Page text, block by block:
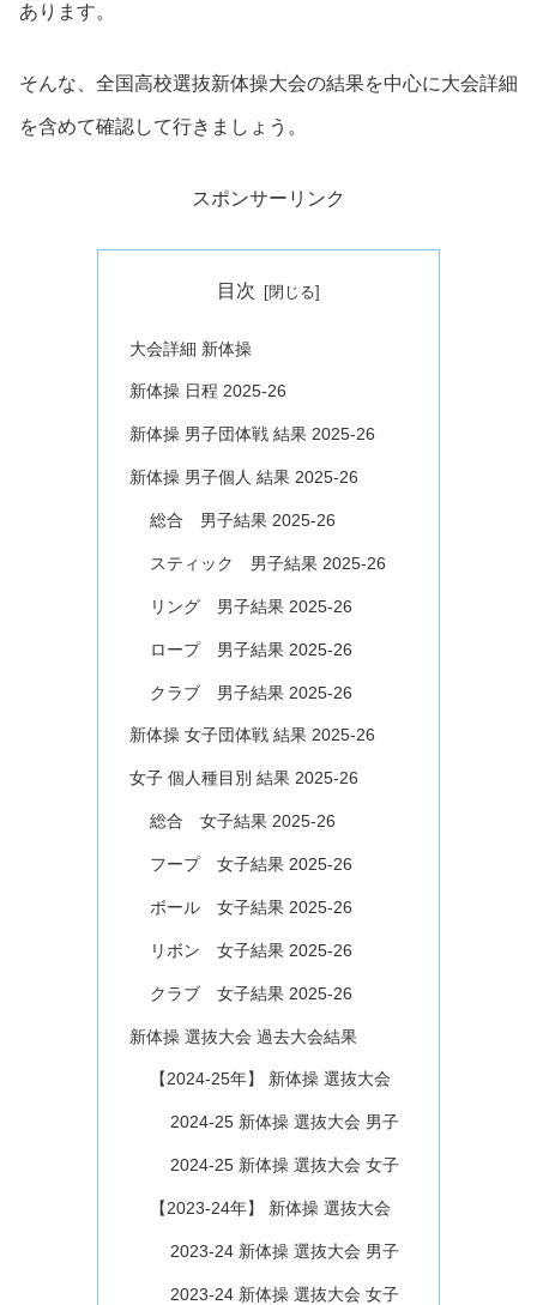
あります。
そんな、全国高校選抜新体操大会の結果を中心に大会詳細
を含めて確認して行きましょう。
スポンサーリンク
目次
大会詳細 新体操
新体操 日程 2025-26
新体操 男子団体戦 結果 2025-26
新体操 男子個人 結果 2025-26
総合 男子結果 2025-26
スティック 男子結果 2025-26
リング 男子結果 2025-26
ロープ 男子結果 2025-26
クラブ 男子結果 2025-26
新体操 女子団体戦 結果 2025-26
女子 個人種目別 結果 2025-26
総合 女子結果 2025-26
フープ 女子結果 2025-26
ボール 女子結果 2025-26
リボン 女子結果 2025-26
クラブ 女子結果 2025-26
新体操 選抜大会 過去大会結果
【2024-25年】 新体操 選抜大会
2024-25 新体操 選抜大会 男子
2024-25 新体操 選抜大会 女子
【2023-24年】 新体操 選抜大会
2023-24 新体操 選抜大会 男子
2023-24 新体操 選抜大会 女子